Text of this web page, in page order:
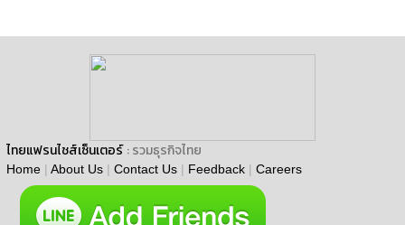
ไทยแฟรนไชส์เซ็นเตอร์ : รวมธุรกิจไทย
Home | About Us | Contact Us | Feedback | Careers